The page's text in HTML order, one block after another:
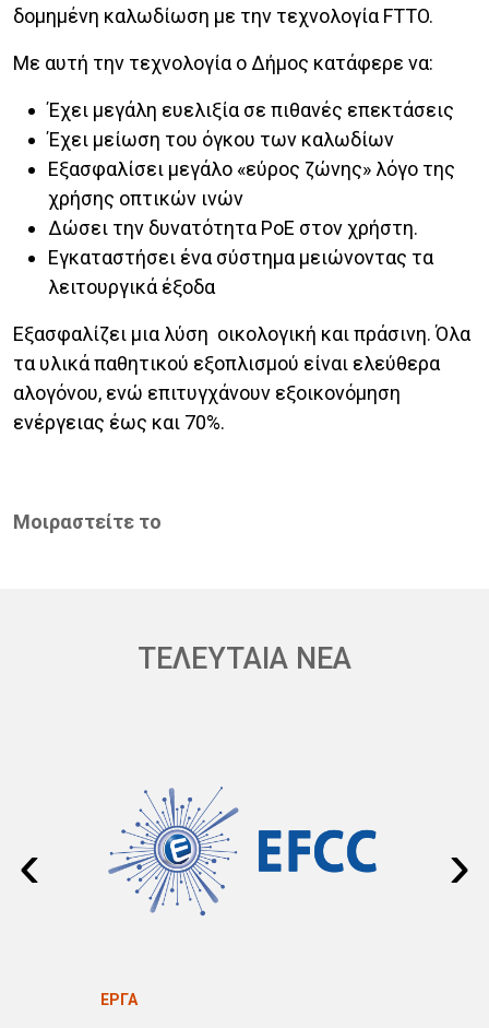
δομημένη καλωδίωση με την τεχνολογία FTTO.
Με αυτή την τεχνολογία ο Δήμος κατάφερε να:
Έχει μεγάλη ευελιξία σε πιθανές επεκτάσεις
Έχει μείωση του όγκου των καλωδίων
Εξασφαλίσει μεγάλο «εύρος ζώνης» λόγο της
χρήσης οπτικών ινών
Δώσει την δυνατότητα PoE στον χρήστη.
Εγκαταστήσει ένα σύστημα μειώνοντας τα
λειτουργικά έξοδα
Εξασφαλίζει μια λύση οικολογική και πράσινη. Όλα
τα υλικά παθητικού εξοπλισμού είναι ελεύθερα
αλογόνου, ενώ επιτυγχάνουν εξοικονόμηση
ενέργειας έως και 70%.
Μοιραστείτε το
ΤΕΛΕΥΤΑΙΑ ΝΕΑ
ΕΡΓΑ
‹ ›